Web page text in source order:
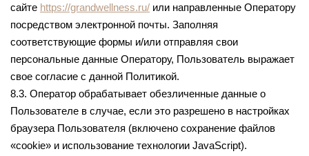
сайте https://grandwellness.ru/ или направленные Оператору
посредством электронной почты. Заполняя
соответствующие формы и/или отправляя свои
персональные данные Оператору, Пользователь выражает
свое согласие с данной Политикой.
8.3. Оператор обрабатывает обезличенные данные о
Пользователе в случае, если это разрешено в настройках
браузера Пользователя (включено сохранение файлов
«cookie» и использование технологии JavaScript).